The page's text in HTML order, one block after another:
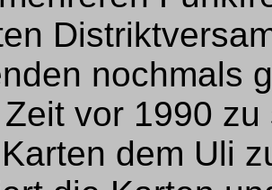
nochmals
vor 1990
dem Uli